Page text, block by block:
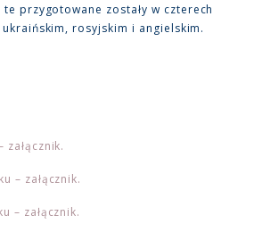
przygotowane zostały w czterech
rosyjskim i angielskim.
– załącznik.
– załącznik.